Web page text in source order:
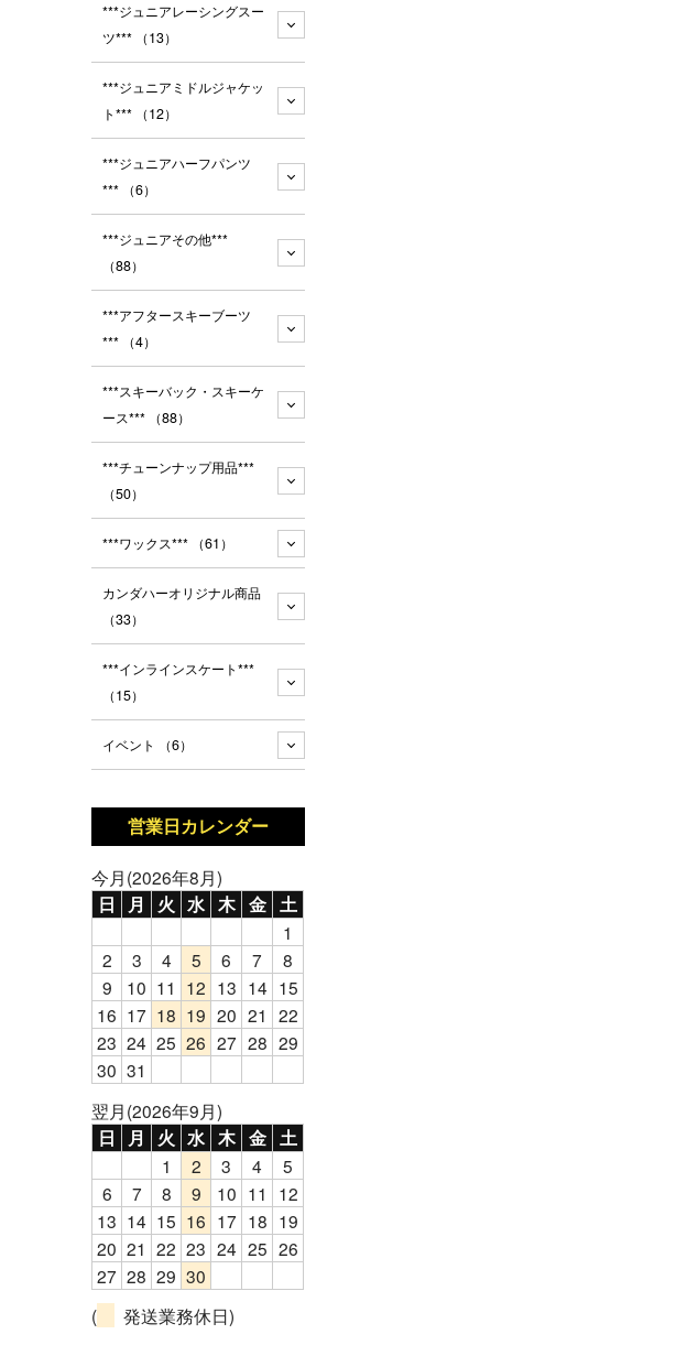
***ジュニアレーシングスー
ツ*** （13）
***ジュニアミドルジャケッ
ト*** （12）
***ジュニアハーフパンツ
*** （6）
***ジュニアその他***
（88）
***アフタースキーブーツ
*** （4）
***スキーバック・スキーケ
ース*** （88）
***チューンナップ用品***
（50）
***ワックス*** （61）
カンダハーオリジナル商品
（33）
***インラインスケート***
（15）
イベント （6）
営業日カレンダー
今月(2026年8月)
日 月 火 水 木 金 土
1
2
3 4 5 6 7
8
9
10 11 12 13 14 15
16 17 18 19 20 21 22
23 24 25 26 27 28 29
30 31
翌月(2026年9月)
日 月 火 水 木 金 土
1 2 3 4
5
6
7 8 9 10 11
12
13 14 15 16 17 18 19
20 21 22 23 24 25 26
27 28 29 30
(
発送業務休日)